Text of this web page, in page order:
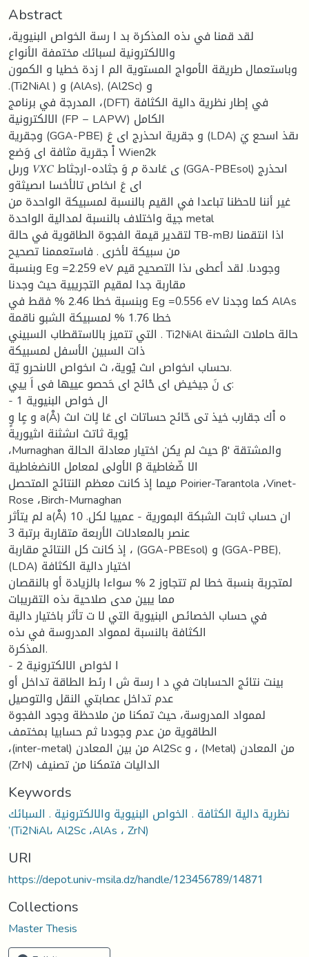
Abstract
لقد قمنا في ىذه المذكرة بد ا رسة الخواص البنیویة،
والالكترونیة لسبائك مختمفة الأنواع
وباستعمال طریقة الأمواج المستویة الم ا زدة خطیا و الكمون
.(Ti2NiAl ) و (AlAs), (Al2Sc) و
المدرجة في برنامج ،(DFT) في إطار نظریة دالیة الكثافة
الالكترونیة (FP − LAPW) الكامل
وجقریة (GGA-PBE) و جقریة اىحذرج اى عَ (LDA) ىقذ اسحع يَ
اْ جقریة مثافة اى وَضع Wien2k
ورىل 𝑉𝑋𝐶 ى عَاىدة م وَ جثاده-ارجثاط (GGA-PBEsol) اىحذرج
اى عَ اىخاص تالأخسا اىصيثةو
غیر أننا لاحظنا تباعدا في القیم بالنسبة لمسبیكة الواحدة من
جية واختلاف بالنسبة لمدالیة الواحدة metal
لتقدیر قیمة الفجوة الطاقویة في حالة TB-mBJ اذا انتقمنا
من سبیكة لأخرى . فاستعممنا تصحیح
وبنسبة Eg =2.259 eV وجودىا. لقد أعطى ىذا التصحیح قیم
مقاربة جدا لمقیم التجریبیة حیث وجدنا
وبنسبة خطا 2.46 % فقط في Eg =0.556 eV كما وجدنا AlAs
خطا 1.76 % لمسبیكة الشبو ناقمة
التي تتمیز بالاستقطاب السبیني . Ti2NiAl حالة حاملات الشحنة
ذات السبین الأسفل لمسبیكة
ىحساب اىخواص اىث یْویة، ث اىخواص الاىنحرو یّة.
ی نَ جيخیض اى حْائح اى حَحصو عيیھا فی اَ یيي:
- 1 ال خواص البنیویة
و عٍا وٍ a(Å) ه اْك جقارب خیذ تی حّائح حساتات اى عَا لٍات اىث
یْویة ثاتث اىشثنة اىثيوریة
،Murnaghan حیث لم یكن اختیار معادلة الحالة β' والمشتقة
الأولى لمعامل الانضغاطیة β الا ضّغاطیة
ميما إذ كانت معظم النتائج المتحصل Poirier-Tarantola ،Vinet-
Rose ،Birch-Murnaghan
لم یتأثر a(Å) 10 .ان حساب ثابت الشبكة البموریة - عمیيا لكل
عنصر بالمعادلات الأربعة متقاربة برتبة 3
إذ كانت كل النتائج مقاربة ، (GGA-PBEsol) و (GGA-PBE),
(LDA) اختیار دالیة الكثافة
لمتجربة بنسبة خطا لم تتجاوز 2 % سواءا بالزیادة أو بالنقصان
مما یبین مدى صلاحیة ىذه التقریبات
في حساب الخصائص البنیویة التي لا ت تأثر باختیار دالیة
الكثافة بالنسبة لممواد المدروسة في ىذه
المذكرة.
- 2 ا لخواص الالكترونیة
بینت نتائج الحسابات في د ا رسة ش ا رئط الطاقة تداخل أو
عدم تداخل عصابتي النقل والتوصیل
لممواد المدروسة، حیث تمكنا من ملاحظة وجود الفجوة
الطاقویة من عدم وجودىا ثم حسابيا بمختمف
،(inter-metal) من بین المعادن Al2Sc و ، (Metal) من المعادن
(ZrN) الدالیات فتمكنا من تصنیف
Keywords
نظرية دالية الكثافة . الخواص البنيوية والالكترونية . السبائك
’(Ti2NiAl، Al2Sc ،AlAs ، ZrN)
URI
https://depot.univ-msila.dz/handle/123456789/14871
Collections
Master Thesis